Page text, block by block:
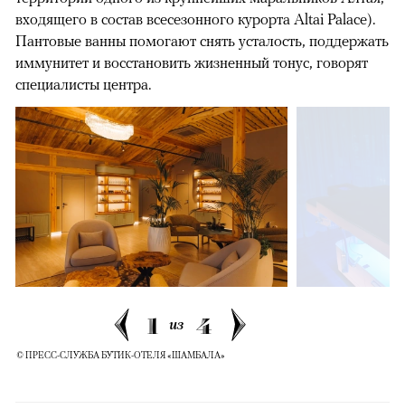
входящего в состав всесезонного курорта Altai Palace).
Пантовые ванны помогают снять усталость, поддержать
иммунитет и восстановить жизненный тонус, говорят
специалисты центра.
1 из 4
© ПРЕСС-СЛУЖБА БУТИК-ОТЕЛЯ «ШАМБАЛА»